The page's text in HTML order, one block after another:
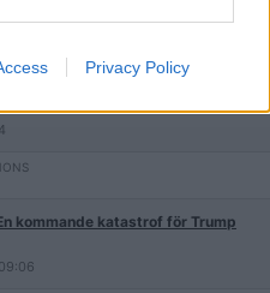
Privacy Policy
08-03 18:02
kommande katastrof för Trump
09:06